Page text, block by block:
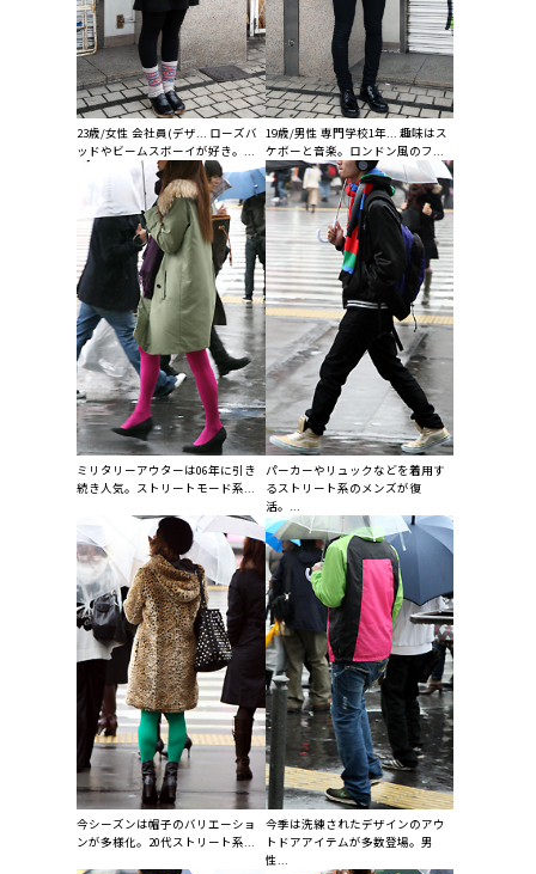
23歳/女性 会社員(デザ... ローズバ
ッドやビームスボーイが好き。...
19歳/男性 専門学校1年... 趣味はス
ケボーと音楽。ロンドン風のフ...
ミリタリーアウターは06年に引き
続き人気。ストリートモード系...
パーカーやリュックなどを着用す
るストリート系のメンズが復
活。...
今シーズンは帽子のバリエーショ
ンが多様化。20代ストリート系...
今季は洗練されたデザインのアウ
トドアアイテムが多数登場。男
性...